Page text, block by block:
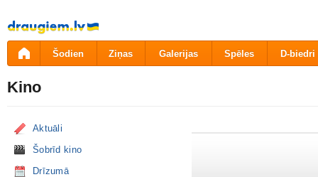
Pāriet
uz
saturu
Šodien Ziņas Galerijas Spēles D-biedri
Kino
Aktuāli
Šobrīd kino
Drīzumā